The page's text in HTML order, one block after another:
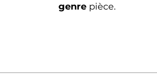
genrepièce.